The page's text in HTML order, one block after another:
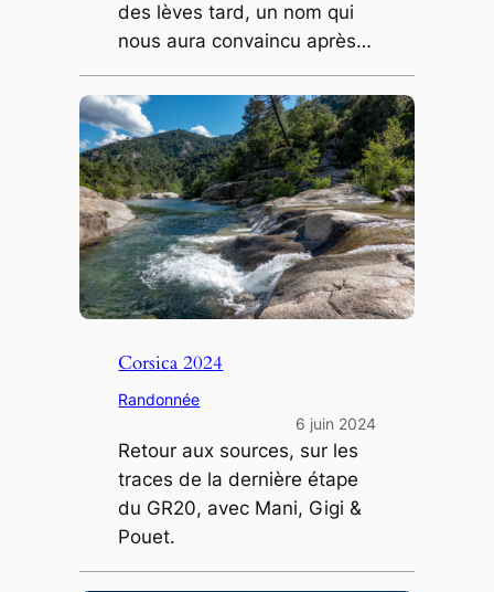
des lèves tard, un nom qui
nous aura convaincu après…
Corsica 2024
Randonnée
6 juin 2024
Retour aux sources, sur les
traces de la dernière étape
du GR20, avec Mani, Gigi &
Pouet.